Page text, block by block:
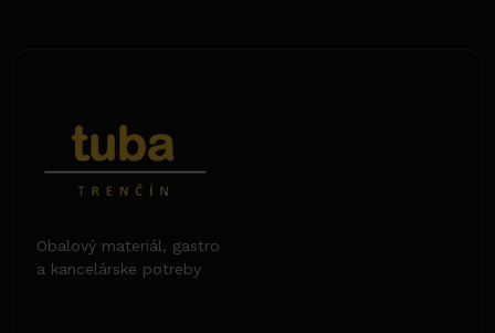
Obalový materiál, gastro
a kancelárske potreby